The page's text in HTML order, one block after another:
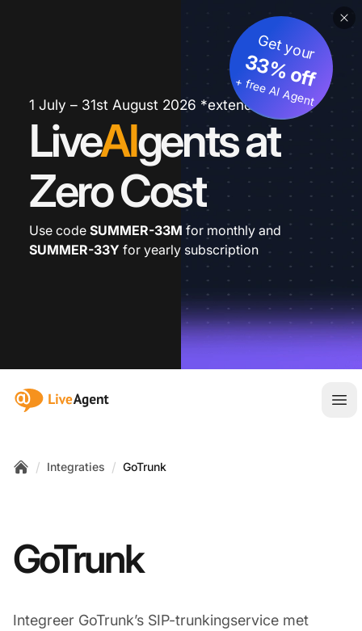
1 July – 31st August 2026 *extended
LiveAIgents at
Zero Cost
Get your
33% off
+ free AI Agent
Use code SUMMER-33M for monthly and
SUMMER-33Y for yearly subscription
:site.title
/ Integraties / GoTrunk
GoTrunk
Integreer GoTrunk’s SIP-trunkingservice met